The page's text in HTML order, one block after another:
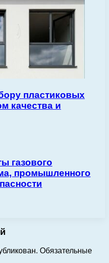
пластиковых
качества и
газового
промышленного
Обязательные